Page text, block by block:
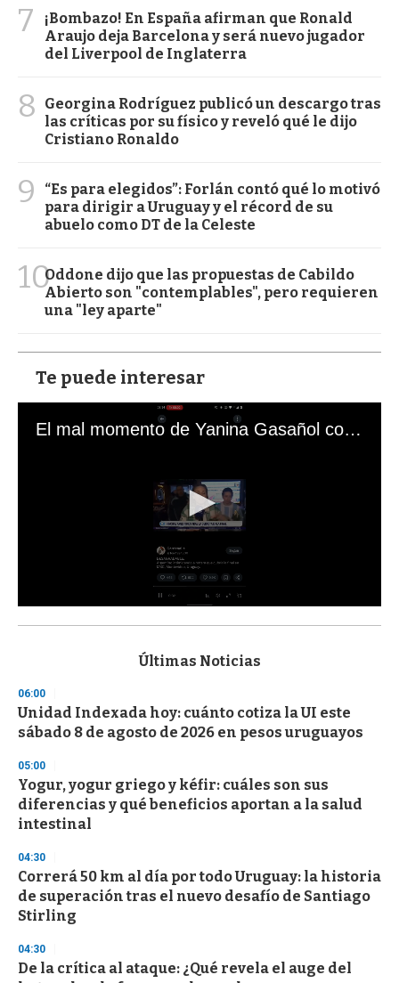
7
¡Bombazo! En España afirman que Ronald
Araujo deja Barcelona y será nuevo jugador
del Liverpool de Inglaterra
8
Georgina Rodríguez publicó un descargo tras
las críticas por su físico y reveló qué le dijo
Cristiano Ronaldo
9
“Es para elegidos”: Forlán contó qué lo motivó
para dirigir a Uruguay y el récord de su
abuelo como DT de la Celeste
10Oddone dijo que las propuestas de Cabildo
Abierto son "contemplables", pero requieren
una "ley aparte"
Te puede interesar
El mal momento de Yanina Gasañol con un hincha argentino en "Subrayado"
s
d
s
o
f
3
s
e
c
o
d
s
Últimas Noticias
06:00
Unidad Indexada hoy: cuánto cotiza la UI este
sábado 8 de agosto de 2026 en pesos uruguayos
05:00
Yogur, yogur griego y kéfir: cuáles son sus
diferencias y qué beneficios aportan a la salud
intestinal
04:30
Correrá 50 km al día por todo Uruguay: la historia
de superación tras el nuevo desafío de Santiago
Stirling
04:30
De la crítica al ataque: ¿Qué revela el auge del